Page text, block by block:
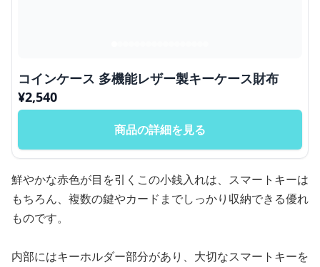
コインケース 多機能レザー製キーケース財布
¥2,540
商品の詳細を見る
鮮やかな赤色が目を引くこの小銭入れは、スマートキーは
もちろん、複数の鍵やカードまでしっかり収納できる優れ
ものです。
内部にはキーホルダー部分があり、大切なスマートキーを